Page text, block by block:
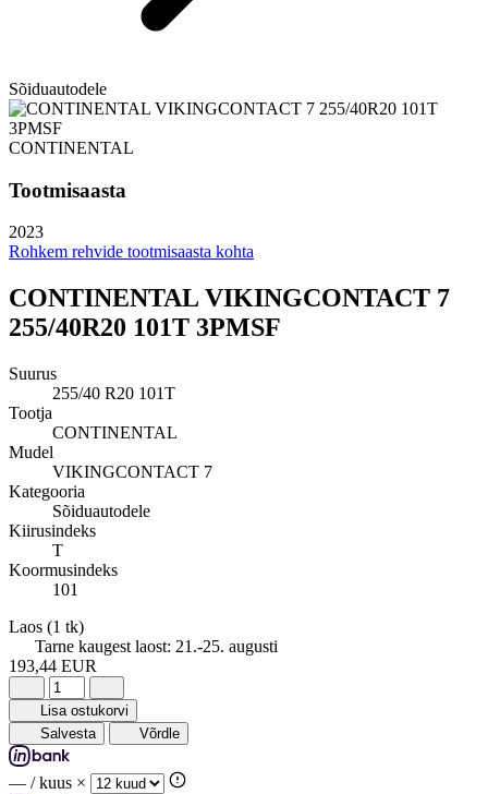
Sõiduautodele
CONTINENTAL
Tootmisaasta
2023
Rohkem rehvide tootmisaasta kohta
CONTINENTAL VIKINGCONTACT 7
255/40R20 101T 3PMSF
Suurus
255/40 R20 101T
Tootja
CONTINENTAL
Mudel
VIKINGCONTACT 7
Kategooria
Sõiduautodele
Kiirusindeks
T
Koormusindeks
101
Laos (1 tk)
Tarne kaugest laost: 21.-25. augusti
193,44 EUR
Lisa ostukorvi
Salvesta
Võrdle
— / kuus ×